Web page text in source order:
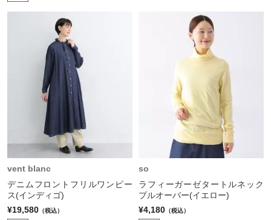
vent blanc
デニムフロントフリルワンピー
ス(インディゴ)
¥19,580 （税込）
so
ラフィーガーゼタートルネック
プルオーバー(イエロー)
¥4,180 （税込）